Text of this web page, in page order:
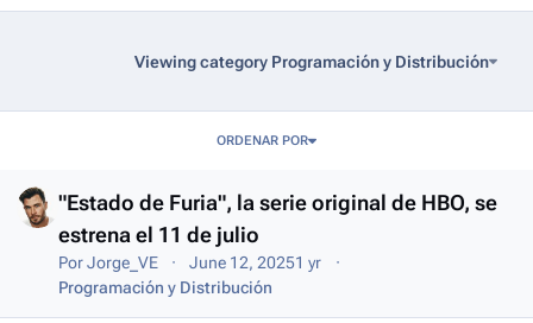
Viewing category Programación y Distribución
ORDENAR POR
"Estado de Furia", la serie original de HBO, se
estrena el 11 de julio
PorJorge_VE June 12, 20251 yr
Programación y Distribución